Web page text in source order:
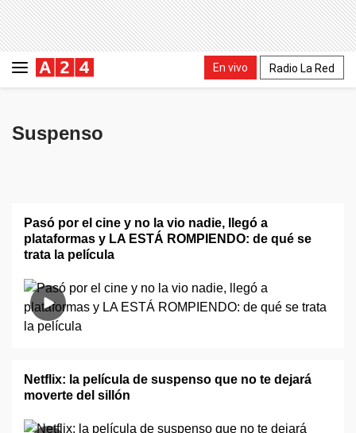
En vivo Radio La Red
Suspenso
Pasó por el cine y no la vio nadie, llegó a
plataformas y LA ESTÁ ROMPIENDO: de qué se
trata la película
Netflix: la película de suspenso que no te dejará
moverte del sillón